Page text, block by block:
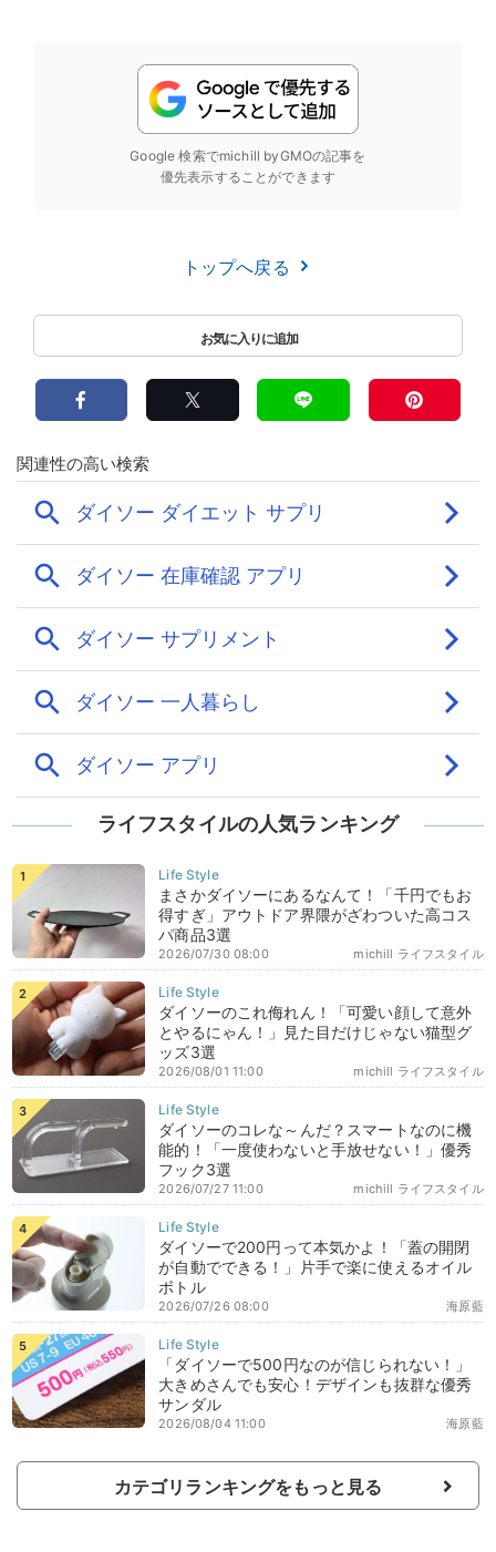
Google 検索でmichill byGMOの記事を
優先表示することができます
トップへ戻る
ライフスタイルの人気ランキング
まさかダイソーにあるなんて！「千円でもお
得すぎ」アウトドア界隈がざわついた高コス
パ商品3選
michill ライフスタイル
2026/07/30 08:00
ダイソーのこれ侮れん！「可愛い顔して意外
とやるにゃん！」見た目だけじゃない猫型グ
ッズ3選
michill ライフスタイル
2026/08/01 11:00
ダイソーのコレな～んだ？スマートなのに機
能的！「一度使わないと手放せない！」優秀
フック3選
michill ライフスタイル
2026/07/27 11:00
ダイソーで200円って本気かよ！「蓋の開閉
が自動でできる！」片手で楽に使えるオイル
ボトル
海原藍
2026/07/26 08:00
「ダイソーで500円なのが信じられない！」
大きめさんでも安心！デザインも抜群な優秀
サンダル
海原藍
2026/08/04 11:00
カテゴリランキングをもっと見る